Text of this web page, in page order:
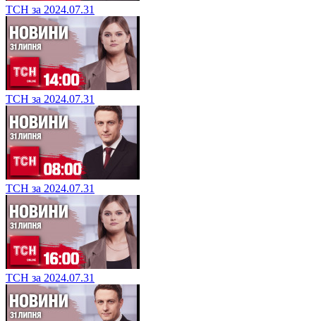
ТСН за 2024.07.31
ТСН за 2024.07.31
ТСН за 2024.07.31
ТСН за 2024.07.31